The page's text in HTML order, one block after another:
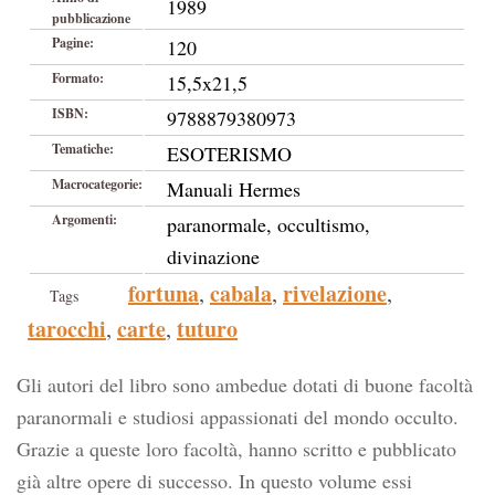
pubblicazione
1989
Pagine: 120
Formato: 15,5x21,5
ISBN: 9788879380973
Tematiche: ESOTERISMO
Macrocategorie: Manuali Hermes
Argomenti:
paranormale, occultismo,
divinazione
Tags fortuna, cabala, rivelazione,
tarocchi, carte, tuturo
Gli autori del libro sono ambedue dotati di buone facoltà
paranormali e studiosi appassionati del mondo occulto.
Grazie a queste loro facoltà, hanno scritto e pubblicato
già altre opere di successo. In questo volume essi